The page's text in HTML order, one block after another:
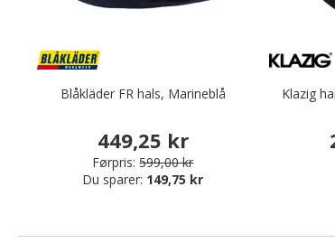
Blåkläder FR hals, Marineblå
449,25 kr
Førpris: 599,00 kr
Du sparer: 149,75 kr
Klazig